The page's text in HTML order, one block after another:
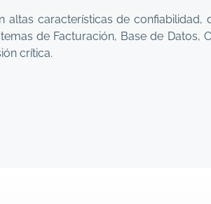
características de confiabilidad,
de Facturación, Base de Datos,
crítica.